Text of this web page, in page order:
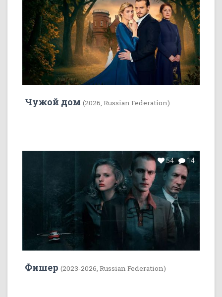
Чужой дом (2026, Russian Federation)
54 14
Фишер (2023-2026, Russian Federation)